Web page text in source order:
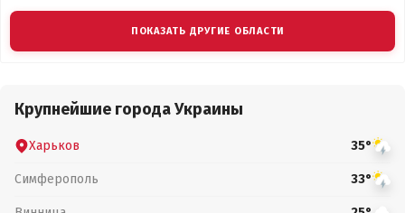
ПОКАЗАТЬ ДРУГИЕ ОБЛАСТИ
Крупнейшие города Украины
Харьков 35°
Симферополь 33°